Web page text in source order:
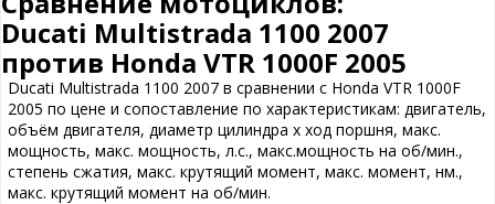
Ducati Multistrada 1100 2007
против Honda VTR 1000F 2005
Ducati Multistrada 1100 2007 в сравнении с Honda VTR 1000F
2005 по цене и сопоставление по характеристикам: двигатель,
объём двигателя, диаметр цилиндра х ход поршня, макс.
мощность, макс. мощность, л.с., макс.мощность на об/мин.,
степень сжатия, макс. крутящий момент, макс. момент, нм.,
макс. крутящий момент на об/мин.